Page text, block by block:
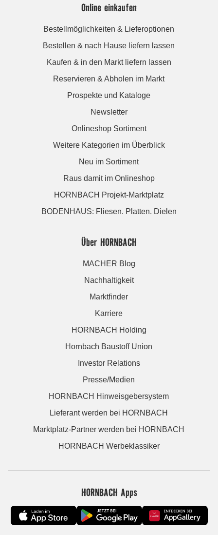
Online einkaufen
Bestellmöglichkeiten & Lieferoptionen
Bestellen & nach Hause liefern lassen
Kaufen & in den Markt liefern lassen
Reservieren & Abholen im Markt
Prospekte und Kataloge
Newsletter
Onlineshop Sortiment
Weitere Kategorien im Überblick
Neu im Sortiment
Raus damit im Onlineshop
HORNBACH Projekt-Marktplatz
BODENHAUS: Fliesen. Platten. Dielen
Über HORNBACH
MACHER Blog
Nachhaltigkeit
Marktfinder
Karriere
HORNBACH Holding
Hornbach Baustoff Union
Investor Relations
Presse/Medien
HORNBACH Hinweisgebersystem
Lieferant werden bei HORNBACH
Marktplatz-Partner werden bei HORNBACH
HORNBACH Werbeklassiker
HORNBACH Apps